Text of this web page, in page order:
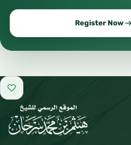
Register Now
Add to favorites